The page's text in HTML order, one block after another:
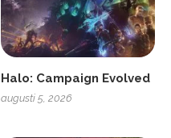
Halo: Campaign Evolved
augusti 5, 2026